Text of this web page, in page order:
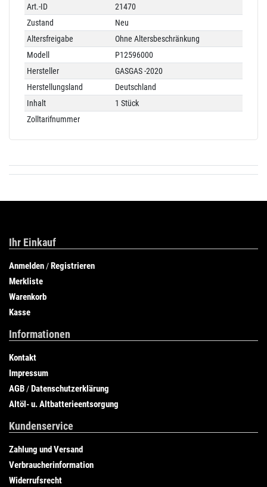
Technisches
Merkmal
Wert
Art.-ID
21470
Zustand
Neu
Altersfreigabe
Ohne Altersbeschränkung
Modell
P12596000
Hersteller
GASGAS -2020
Herstellungsland
Deutschland
Inhalt
1 Stück
Zolltarifnummer
Ihr Einkauf
Anmelden /Registrieren
Merkliste
Warenkorb
Kasse
Informationen
Kontakt
Impressum
AGB /Datenschutzerklärung
Altöl- u. Altbatterieentsorgung
Kundenservice
Zahlung und Versand
Verbraucherinformation
Widerrufsrecht